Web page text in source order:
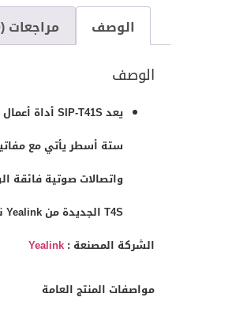
الوصف مراجعات (0)
الوصف
T4S الجديدة من Yealink نفس المظهر الأنيق لخط T4 ، ولكن مع تحسينات لمزيد من التشغيل البيني والتعاون.
الشركة المصنعة : Yealink
مواصفات المنتج العامة